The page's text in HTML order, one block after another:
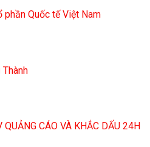
phần Quốc tế Việt Nam
Thành
QUẢNG CÁO VÀ KHẮC DẤU 24H